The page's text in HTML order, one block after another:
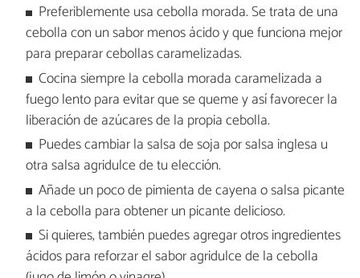
Preferiblemente usa cebolla morada. Se trata de una
cebolla con un sabor menos ácido y que funciona mejor
para preparar cebollas caramelizadas.
Cocina siempre la cebolla morada caramelizada a
fuego lento para evitar que se queme y así favorecer la
liberación de azúcares de la propia cebolla.
Puedes cambiar la salsa de soja por salsa inglesa u
otra salsa agridulce de tu elección.
Añade un poco de pimienta de cayena o salsa picante
a la cebolla para obtener un picante delicioso.
Si quieres, también puedes agregar otros ingredientes
ácidos para reforzar el sabor agridulce de la cebolla